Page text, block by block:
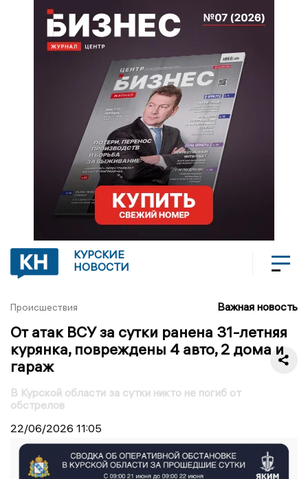
КУРСКИЕ
НОВОСТИ
Происшествия Важная новость
От атак ВСУ за сутки ранена 31-летняя
курянка, повреждены 4 авто, 2 дома и
гараж
В Курской области за сутки никто не погиб от
обстрелов
22/06/2026 11:05